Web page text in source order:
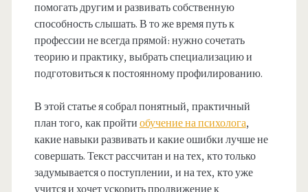
помогать другим и развивать собственную
способность слышать. В то же время путь к
профессии не всегда прямой: нужно сочетать
теорию и практику, выбрать специализацию и
подготовиться к постоянному профилированию.
В этой статье я собрал понятный, практичный
план того, как пройти обучение на психолога,
какие навыки развивать и какие ошибки лучше не
совершать. Текст рассчитан и на тех, кто только
задумывается о поступлении, и на тех, кто уже